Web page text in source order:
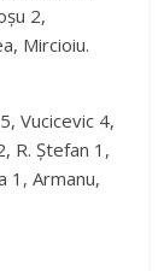
2,
Mircioiu.
Vucicevic 4,
R. Ștefan 1,
1, Armanu,